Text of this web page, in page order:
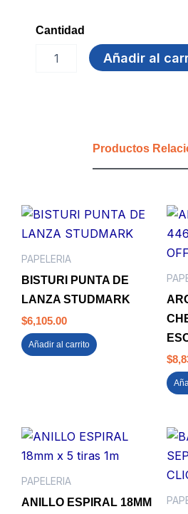
Cantidad
35mm
Añadir al
Productos
PAPELERIA
BISTURI PUNTA DE
LANZA STUDMARK
$6,105.00
Añadir al carrito
$
PAPELERIA
ANILLO ESPIRAL 18MM